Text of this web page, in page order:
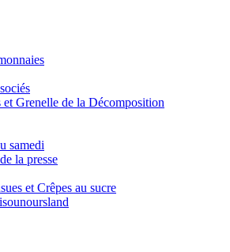
Grenelle de la Décomposition
samedi
la presse
et Crêpes au sucre